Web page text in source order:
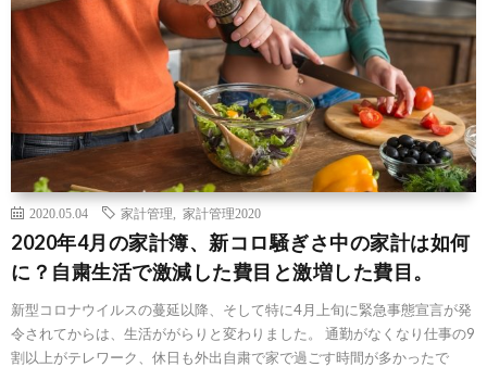
2020.05.04 家計管理 家計管理2020
2020年4月の家計簿、新コロ騒ぎさ中の家計は如何
に？自粛生活で激減した費目と激増した費目。
新型コロナウイルスの蔓延以降、そして特に4月上旬に緊急事態宣言が発
令されてからは、生活ががらりと変わりました。 通勤がなくなり仕事の9
割以上がテレワーク、休日も外出自粛で家で過ごす時間が多かったで